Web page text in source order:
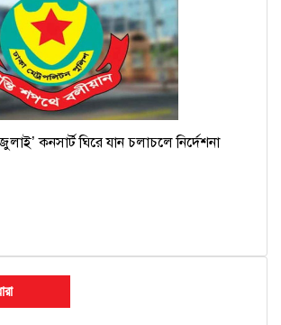
কনসার্ট ঘিরে যান চলাচলে নির্দেশনা